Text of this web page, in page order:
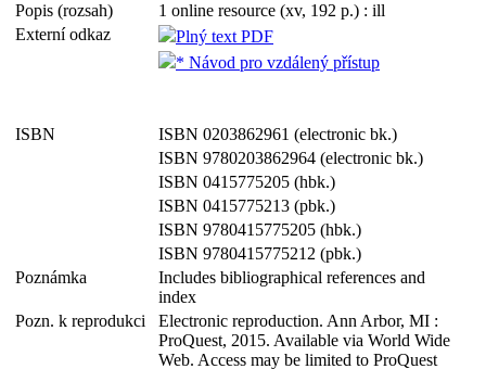
Popis (rozsah)
1 online resource (xv, 192 p.) : ill
Externí odkaz
Plný text PDF
* Návod pro vzdálený přístup
ISBN
ISBN 0203862961 (electronic bk.)
ISBN 9780203862964 (electronic bk.)
ISBN 0415775205 (hbk.)
ISBN 0415775213 (pbk.)
ISBN 9780415775205 (hbk.)
ISBN 9780415775212 (pbk.)
Poznámka
Includes bibliographical references and
index
Pozn. k reprodukci
Electronic reproduction. Ann Arbor, MI :
ProQuest, 2015. Available via World Wide
Web. Access may be limited to ProQuest